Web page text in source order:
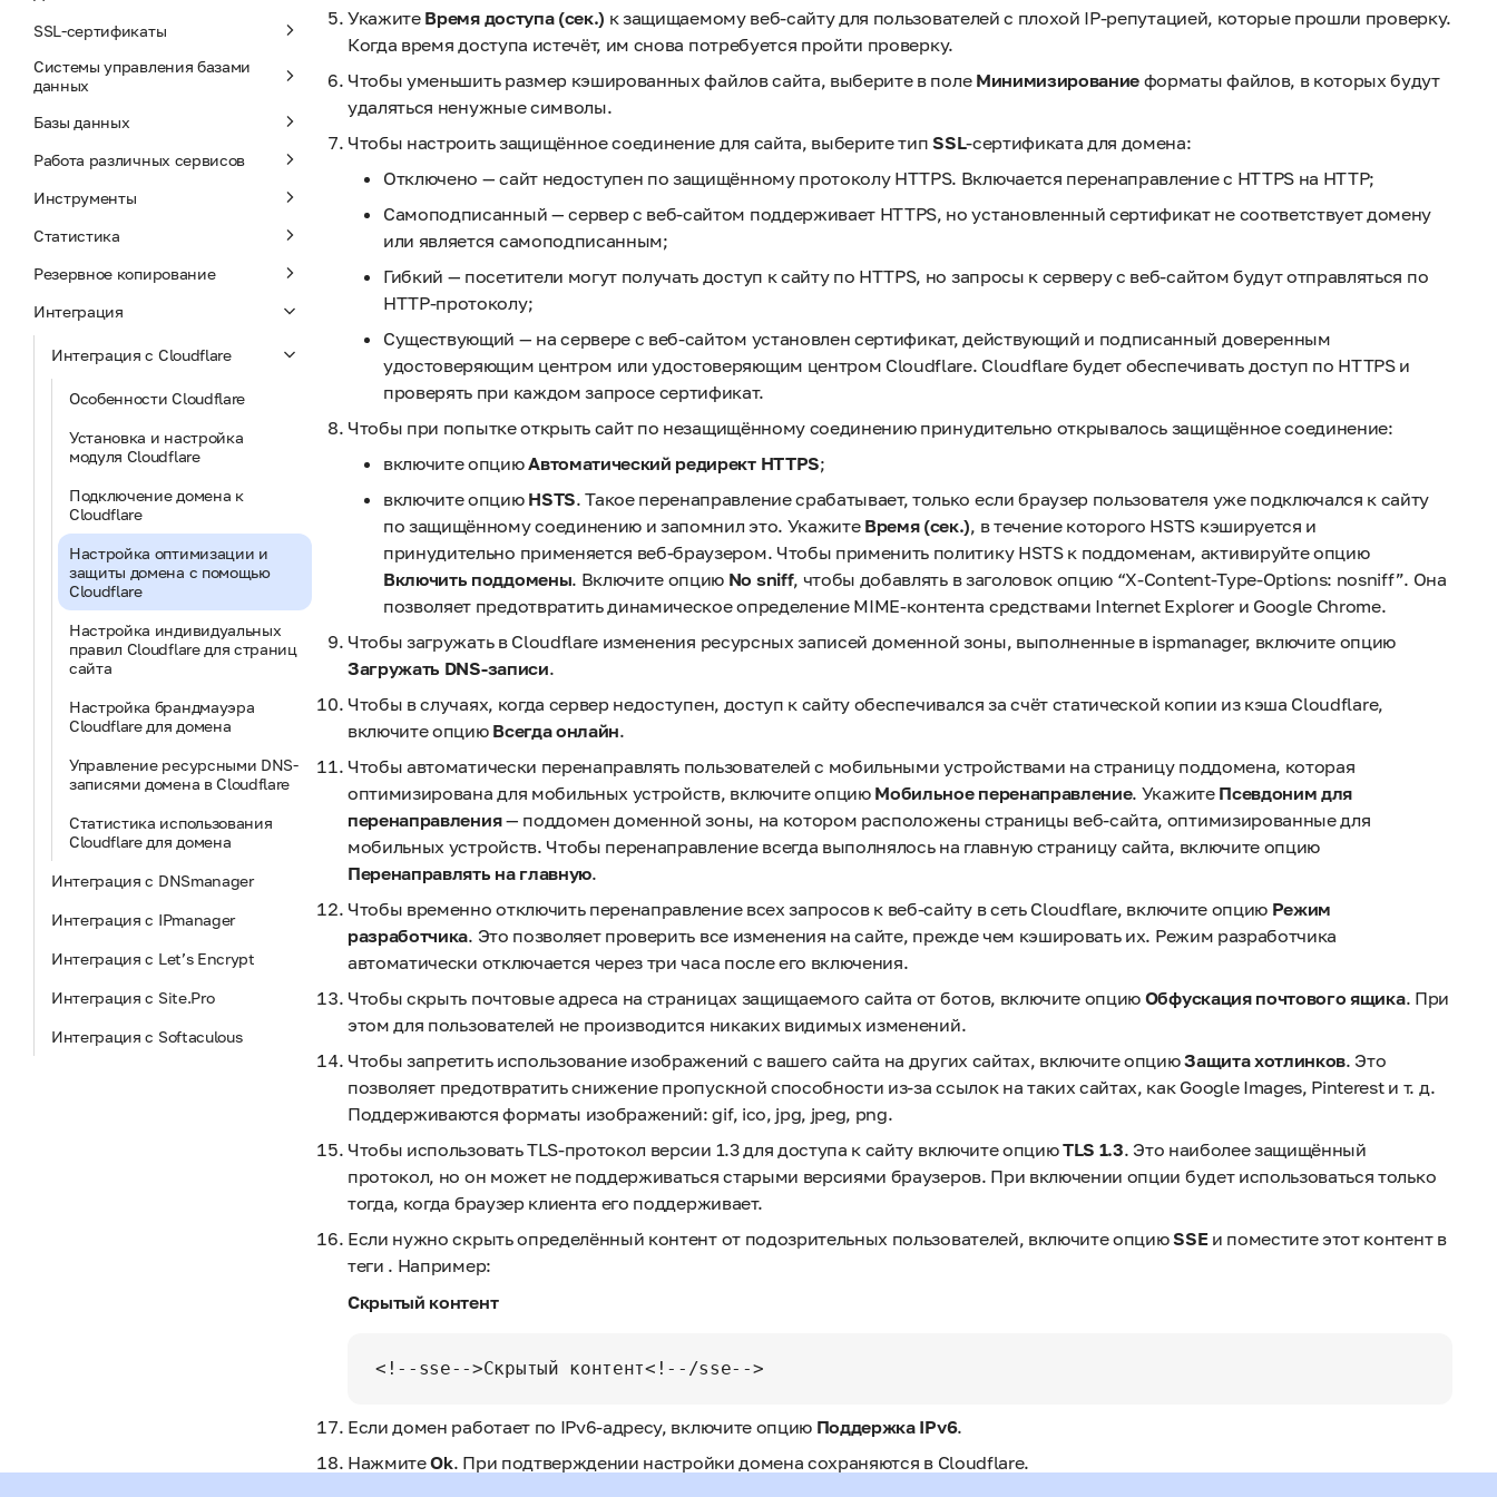
SSL-сертификаты
Системы управления базами
данных
Базы данных
Работа различных сервисов
Инструменты
Статистика
Резервное копирование
Интеграция
Интеграция с Cloudflare
Особенности Cloudflare
Установка и настройка
модуля Cloudflare
Подключение домена к
Cloudflare
Настройка оптимизации и
защиты домена с помощью
Cloudflare
Настройка индивидуальных
правил Cloudflare для страниц
сайта
Настройка брандмауэра
Cloudflare для домена
Управление ресурсными DNS-
записями домена в Cloudflare
Статистика использования
Cloudflare для домена
Интеграция с DNSmanager
Интеграция с IPmanager
Интеграция с Let’s Encrypt
Интеграция с Site.Pro
Интеграция с Softaculous
УкажитеВремя доступа (сек.) к защищаемому веб-сайту для пользователей с плохой IP-репутацией, которые прошли проверку.
Когда время доступа истечёт, им снова потребуется пройти проверку.
Чтобы уменьшить размер кэшированных файлов сайта, выберите в поле Минимизирование форматы файлов, в которых будут
удаляться ненужные символы.
Чтобы настроить защищённое соединение для сайта, выберите типSSL-сертификата для домена:
Отключено — сайт недоступен по защищённому протоколу HTTPS. Включается перенаправление с HTTPS на HTTP;
Самоподписанный — сервер с веб-сайтом поддерживает HTTPS, но установленный сертификат не соответствует домену
или является самоподписанным;
Гибкий — посетители могут получать доступ к сайту по HTTPS, но запросы к серверу с веб-сайтом будут отправляться по
HTTP-протоколу;
Существующий — на сервере с веб-сайтом установлен сертификат, действующий и подписанный доверенным
удостоверяющим центром или удостоверяющим центром Cloudflare. Cloudflare будет обеспечивать доступ по HTTPS и
проверять при каждом запросе сертификат.
Чтобы при попытке открыть сайт по незащищённому соединению принудительно открывалось защищённое соединение:
включите опциюАвтоматический редирект HTTPS;
включите опцию HSTS. Такое перенаправление срабатывает, только если браузер пользователя уже подключался к сайту
по защищённому соединению и запомнил это. УкажитеВремя (сек.), в течение которого HSTS кэшируется и
принудительно применяется веб-браузером. Чтобы применить политику HSTS к поддоменам, активируйте опцию
Включить поддомены. Включите опцию No sniff, чтобы добавлять в заголовок опцию “X-Content-Type-Options: nosniff”. Она
позволяет предотвратить динамическое определение MIME-контента средствами Internet Explorer и Google Chrome.
Чтобы загружать в Cloudflare изменения ресурсных записей доменной зоны, выполненные в ispmanager, включите опцию
Загружать DNS-записи.
Чтобы в случаях, когда сервер недоступен, доступ к сайту обеспечивался за счёт статической копии из кэша Cloudflare,
включите опцию Всегда онлайн.
Чтобы автоматически перенаправлять пользователей с мобильными устройствами на страницу поддомена, которая
оптимизирована для мобильных устройств, включите опциюМобильное перенаправление. Укажите Псевдоним для
перенаправления— поддомен доменной зоны, на котором расположены страницы веб-сайта, оптимизированные для
мобильных устройств. Чтобы перенаправление всегда выполнялось на главную страницу сайта, включите опцию
Перенаправлять на главную.
Чтобы временно отключить перенаправление всех запросов к веб-сайту в сеть Cloudflare, включите опцию Режим
разработчика. Это позволяет проверить все изменения на сайте, прежде чем кэшировать их. Режим разработчика
автоматически отключается через три часа после его включения.
Чтобы скрыть почтовые адреса на страницах защищаемого сайта от ботов, включите опцию Обфускация почтового ящика. При
этом для пользователей не производится никаких видимых изменений.
Чтобы запретить использование изображений с вашего сайта на других сайтах, включите опциюЗащита хотлинков. Это
позволяет предотвратить снижение пропускной способности из-за ссылок на таких сайтах, как Google Images, Pinterest и т. д.
Поддерживаются форматы изображений: gif, ico, jpg, jpeg, png.
Чтобы использовать TLS-протокол версии 1.3 для доступа к сайту включите опциюTLS 1.3. Это наиболее защищённый
протокол, но он может не поддерживаться старыми версиями браузеров. При включении опции будет использоваться только
тогда, когда браузер клиента его поддерживает.
Если нужно скрыть определённый контент от подозрительных пользователей, включите опциюSSEи поместите этот контент в
теги . Например:
Скрытый контент
<!--sse-->Скрытый контент<!--/sse-->
Если домен работает по IPv6-адресу, включите опцию Поддержка IPv6.
НажмитеOk. При подтверждении настройки домена сохраняются в Cloudflare.